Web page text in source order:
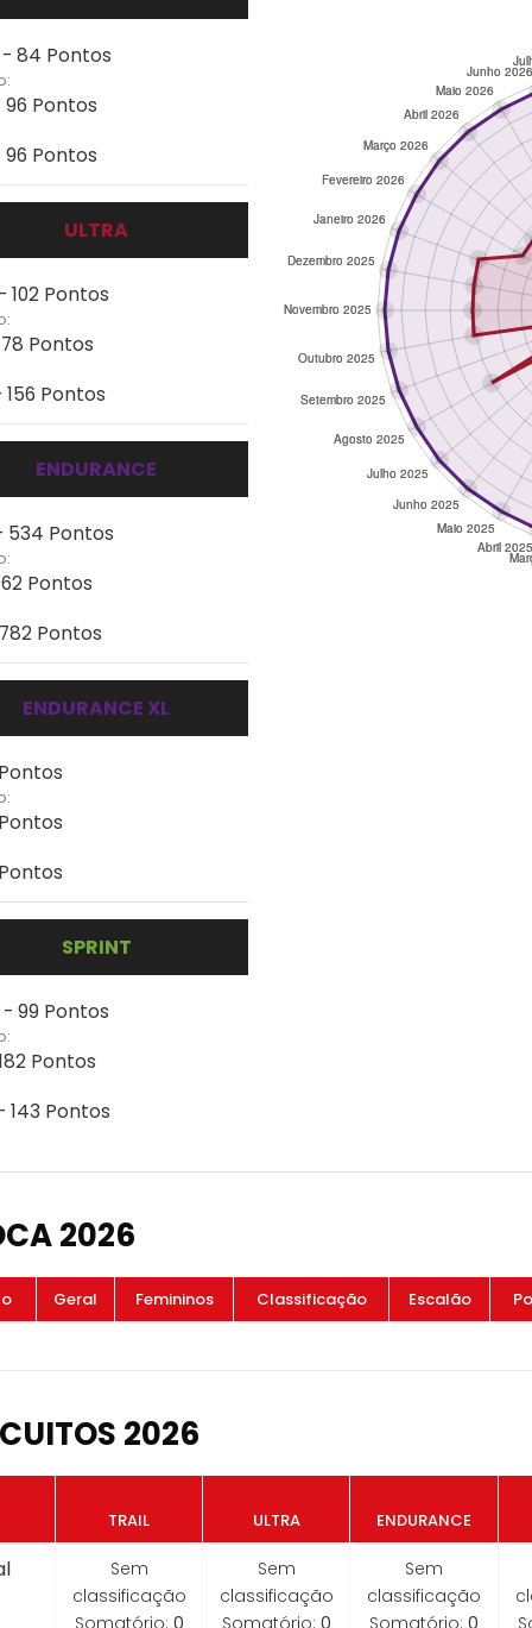
- 84 Pontos
96 Pontos
96 Pontos
ULTRA
102 Pontos
Pontos
156 Pontos
ENDURANCE
534 Pontos
Pontos
Pontos
ENDURANCE XL
SPRINT
- 99 Pontos
Pontos
143 Pontos
2026
Geral Femininos Classificação Escalão
2026
TRAIL ULTRA ENDURANCE
Sem
classificação
Somatório: 0
Sem
classificação
Somatório: 0
Sem
classificação
Somatório: 0